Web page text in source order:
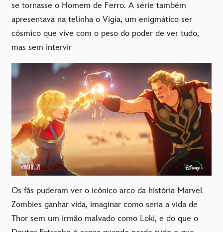
se tornasse o Homem de Ferro. A série também
apresentava na telinha o Vigia, um enigmático ser
cósmico que vive com o peso do poder de ver tudo,
mas sem intervir
Os fãs puderam ver o icônico arco da história Marvel
Zombies ganhar vida, imaginar como seria a vida de
Thor sem um irmão malvado como Loki, e do que o